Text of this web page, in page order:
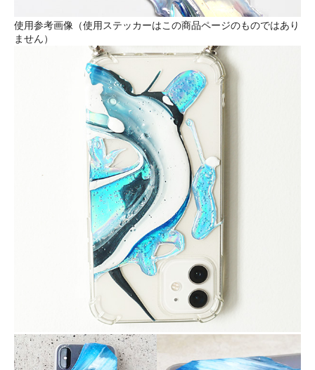
使用参考画像（使用ステッカーはこの商品ページのものではあり
ません）